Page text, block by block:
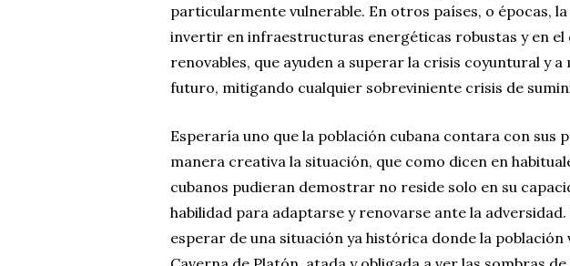
particularmente vulnerable. En otros países, o épocas,
invertir en infraestructuras energéticas robustas y en el
renovables, que ayuden a superar la crisis coyuntural y
futuro, mitigando cualquier sobreviniente crisis de
Esperaría uno que la población cubana contara con sus
manera creativa la situación, que como dicen en
cubanos pudieran demostrar no reside solo en su
habilidad para adaptarse y renovarse ante la
esperar de una situación ya histórica donde la población